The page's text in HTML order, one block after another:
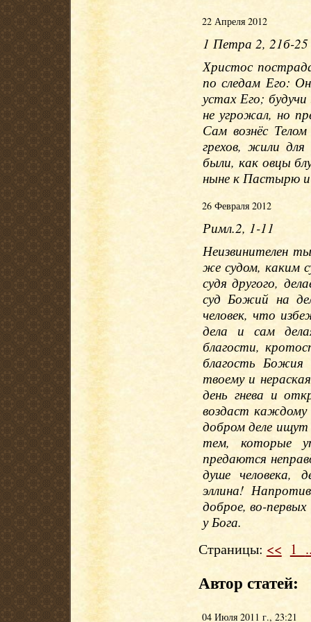
22 Апреля 2012
1 Петра 2, 21б-25
Христос
по следам Его:
устах Его;
не угрожал, но
Сам вознёс
грехов, жили
были, как овцы
ныне к Пастырю
26 Февраля 2012
Римл.2, 1-11
Неизвинителен
же судом, каким
судя другого,
суд Божий на
человек, что
дела и сам
благости,
благость
твоему и
день гнева и
воздаст
добром деле
тем, которые
предаются
душе человека,
эллина!
доброе, во-
у Бога.
Страницы: << 1
Автор статей:
04 Июля 2011 г., 23:21